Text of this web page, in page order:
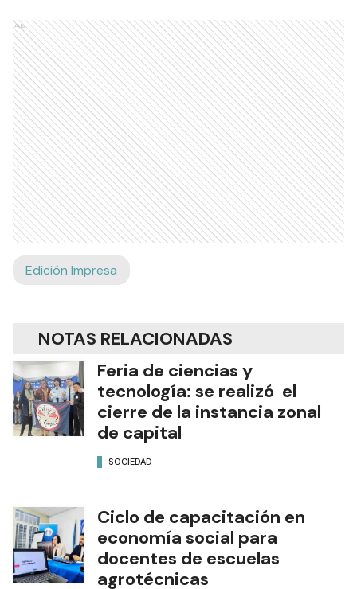
Ads
Edición Impresa
NOTAS RELACIONADAS
Feria de ciencias y
tecnología: se realizó el
cierre de la instancia zonal
de capital
SOCIEDAD
Ciclo de capacitación en
economía social para
docentes de escuelas
agrotécnicas